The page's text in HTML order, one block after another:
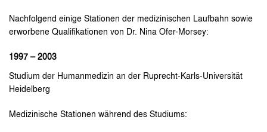
Nachfolgend einige Stationen der medizinischen Laufbahn sowie
erworbene Qualifikationen von Dr. Nina Ofer-Morsey:
1997 – 2003
Studium der Humanmedizin an der Ruprecht-Karls-Universität
Heidelberg
Medizinische Stationen während des Studiums: